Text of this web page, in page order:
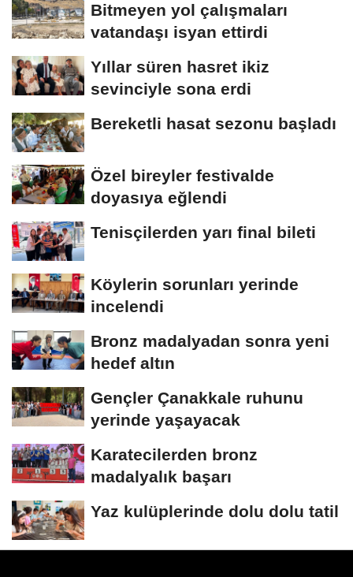
Bitmeyen yol çalışmaları
vatandaşı isyan ettirdi
Yıllar süren hasret ikiz
sevinciyle sona erdi
Bereketli hasat sezonu başladı
Özel bireyler festivalde
doyasıya eğlendi
Tenisçilerden yarı final bileti
Köylerin sorunları yerinde
incelendi
Bronz madalyadan sonra yeni
hedef altın
Gençler Çanakkale ruhunu
yerinde yaşayacak
Karatecilerden bronz
madalyalık başarı
Yaz kulüplerinde dolu dolu tatil